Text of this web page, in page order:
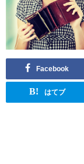
Facebook
B! はてブ